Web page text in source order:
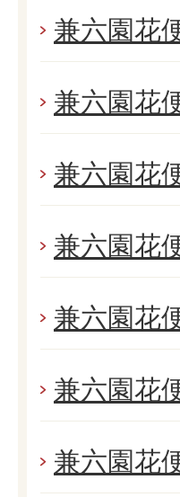
兼六園花
兼六園花
兼六園花
兼六園花
兼六園花
兼六園花
兼六園花